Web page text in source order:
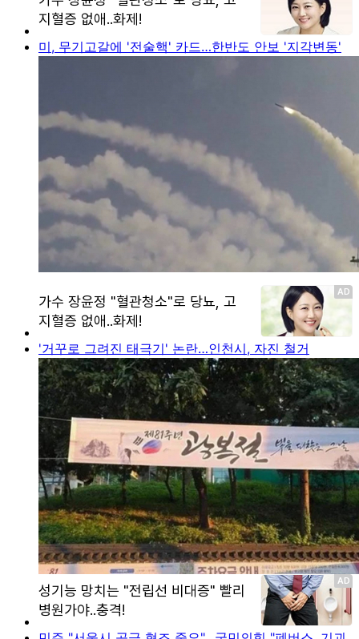
미, 무기고갈에 '전술핵' 카드…한반도 안보 '지각변동'
'거꾸로 그려진 태극기' 논란…인천시, 자진 철거